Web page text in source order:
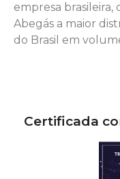
empresa brasileira,
Abegás a maior
do Brasil em
Certificada